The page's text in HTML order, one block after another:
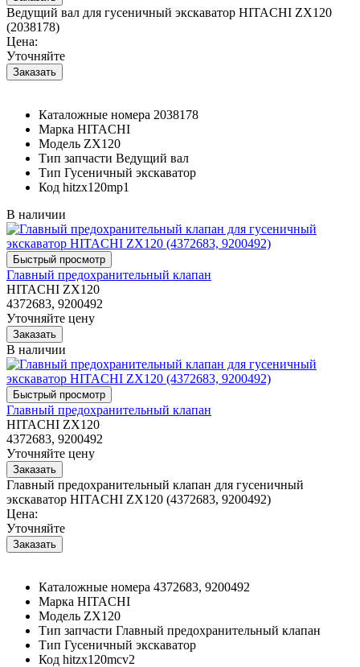
Ведущий вал для гусеничный экскаватор HITACHI ZX120
(2038178)
Цена:
Уточняйте
Каталожные номера 2038178
Марка HITACHI
Модель ZX120
Тип запчасти Ведущий вал
Тип Гусеничный экскаватор
Код hitzx120mp1
В наличии
Главный предохранительный клапан
HITACHI ZX120
4372683, 9200492
Уточняйте цену
В наличии
Главный предохранительный клапан
HITACHI ZX120
4372683, 9200492
Уточняйте цену
Главный предохранительный клапан для гусеничный
экскаватор HITACHI ZX120 (4372683, 9200492)
Цена:
Уточняйте
Каталожные номера 4372683, 9200492
Марка HITACHI
Модель ZX120
Тип запчасти Главный предохранительный клапан
Тип Гусеничный экскаватор
Код hitzx120mcv2